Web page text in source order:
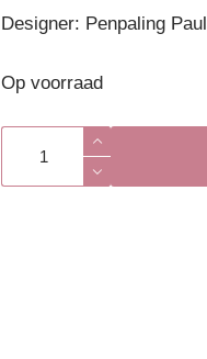
Designer: Penpaling
Op voorraad